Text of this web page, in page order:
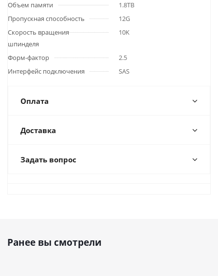
Объем памяти
1.8TB
Пропускная способность
12G
Скорость вращения
шпинделя
10K
Форм-фактор
2.5
Интерфейс подключения
SAS
Оплата
Доставка
Задать вопрос
Ранее вы смотрели